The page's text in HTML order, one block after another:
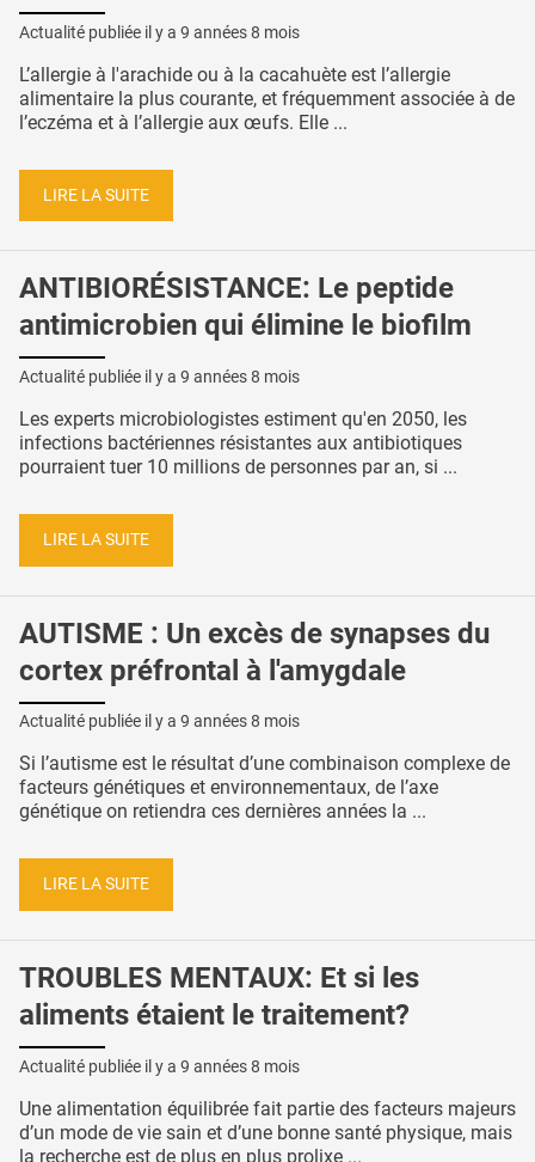
Actualité publiée il y a 9 années 8 mois
L’allergie à l'arachide ou à la cacahuète est l’allergie
alimentaire la plus courante, et fréquemment associée à de
l’eczéma et à l’allergie aux œufs. Elle ...
LIRE LA SUITE
ANTIBIORÉSISTANCE: Le peptide
antimicrobien qui élimine le biofilm
Actualité publiée il y a 9 années 8 mois
Les experts microbiologistes estiment qu'en 2050, les
infections bactériennes résistantes aux antibiotiques
pourraient tuer 10 millions de personnes par an, si ...
LIRE LA SUITE
AUTISME : Un excès de synapses du
cortex préfrontal à l'amygdale
Actualité publiée il y a 9 années 8 mois
Si l’autisme est le résultat d’une combinaison complexe de
facteurs génétiques et environnementaux, de l’axe
génétique on retiendra ces dernières années la ...
LIRE LA SUITE
TROUBLES MENTAUX: Et si les
aliments étaient le traitement?
Actualité publiée il y a 9 années 8 mois
Une alimentation équilibrée fait partie des facteurs majeurs
d’un mode de vie sain et d’une bonne santé physique, mais
la recherche est de plus en plus prolixe ...